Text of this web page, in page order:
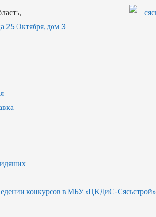
25 Октября, дом 3
конкурсов в МБУ «ЦКДиС-Сясьстрой»